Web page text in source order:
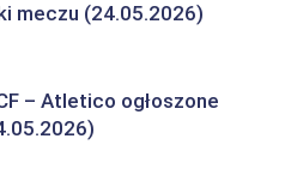
meczu (24.05.2026)
– Atletico ogłoszone